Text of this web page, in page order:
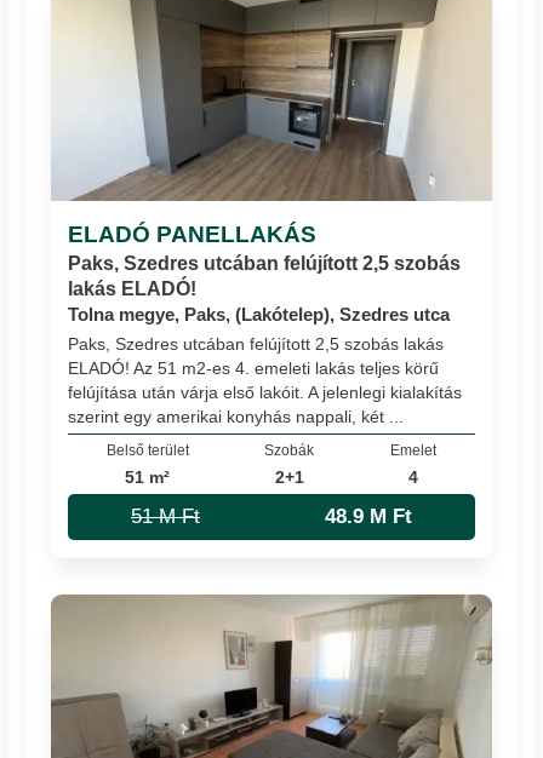
ELADÓ PANELLAKÁS
Paks, Szedres utcában felújított 2,5 szobás
lakás ELADÓ!
Tolna megye, Paks, (Lakótelep), Szedres utca
Paks, Szedres utcában felújított 2,5 szobás lakás
ELADÓ! Az 51 m2-es 4. emeleti lakás teljes körű
felújítása után várja első lakóit. A jelenlegi kialakítás
szerint egy amerikai konyhás nappali, két ...
Belső terület
51 m²
Szobák
2+1
Emelet
4
51 M Ft 48.9 M Ft